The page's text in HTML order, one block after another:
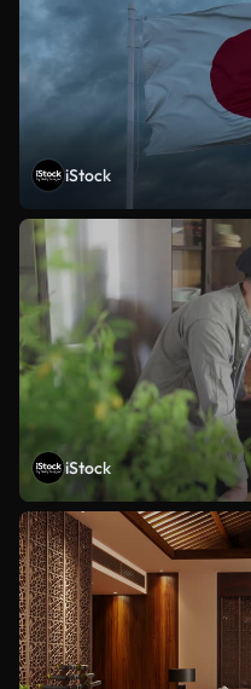
iStock
iStock